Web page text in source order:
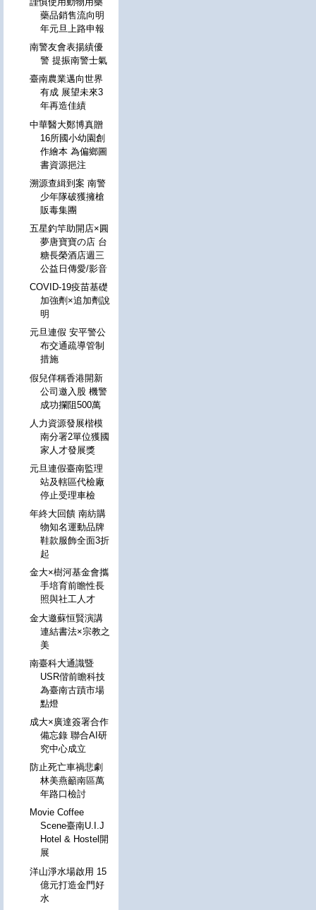
藥品銷售流向明
年元旦上路申報
南警友會表揚績優
警 提振南警士氣
臺南農業邁向世界
有成 展望未來3
年再造佳績
中華醫大鄭博真贈
16所國小幼園創
作繪本 為偏鄉圖
書資源挹注
溯源查緝到案 南警
少年隊破獲擁槍
販毒集團
五星釣竿助開店×圓
夢唐寶寶の店 台
糖長榮酒店週三
公益日傳愛/影音
COVID-19疫苗基礎
加強劑×追加劑說
明
元旦連假 安平警公
布交通疏導管制
措施
假兒佯稱香港開新
公司邀入股 機警
成功攔阻500萬
人力資源發展楷模
南分署2單位獲國
家人才發展獎
元旦連假臺南監理
站及轄區代檢廠
停止受理車檢
年終大回饋 南紡購
物知名運動品牌
鞋款服飾全面3折
起
金大×樹河基金會攜
手培育前瞻性長
照與社工人才
金大邀蘇恒賢演講
連結書法×宗教之
美
南臺科大通識暨
USR偕前瞻科技
為臺南古蹟市場
點燈
成大×廣達簽署合作
備忘錄 聯合AI研
究中心成立
防止死亡車禍悲劇
林美燕籲南區萬
年路口檢討
Movie Coffee
Scene臺南U.I.J
Hotel & Hostel開
展
洋山淨水場啟用 15
億元打造金門好
水